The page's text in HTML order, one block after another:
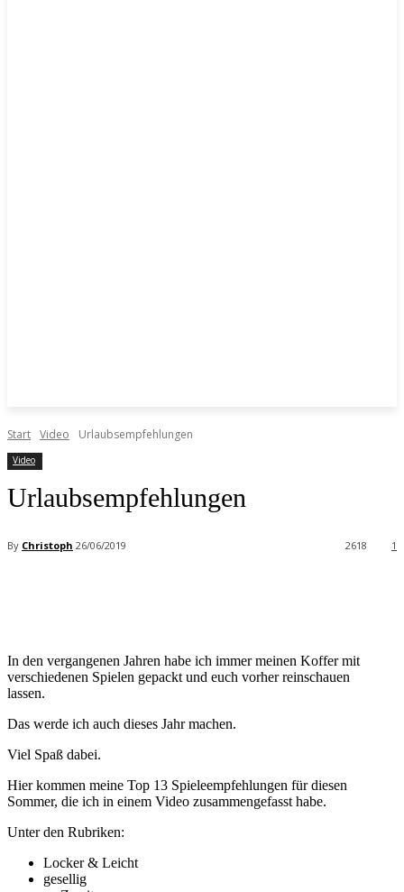
Start Video Urlaubsempfehlungen
Video
Urlaubsempfehlungen
By Christoph 26/06/2019 1
2618
In den vergangenen Jahren habe ich immer meinen Koffer mit
verschiedenen Spielen gepackt und euch vorher reinschauen
lassen.
Das werde ich auch dieses Jahr machen.
Viel Spaß dabei.
Hier kommen meine Top 13 Spieleempfehlungen für diesen
Sommer, die ich in einem Video zusammengefasst habe.
Unter den Rubriken:
Locker & Leicht
gesellig